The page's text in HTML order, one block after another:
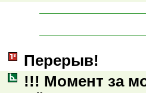
Перерыв!
!!! Момент за